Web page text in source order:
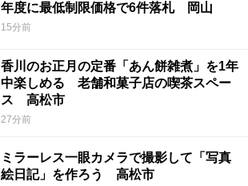
年度に最低制限価格で6件落札 岡山
15分前
香川のお正月の定番「あん餅雑煮」を1年
中楽しめる 老舗和菓子店の喫茶スペー
ス 高松市
27分前
ミラーレス一眼カメラで撮影して「写真
絵日記」を作ろう 高松市